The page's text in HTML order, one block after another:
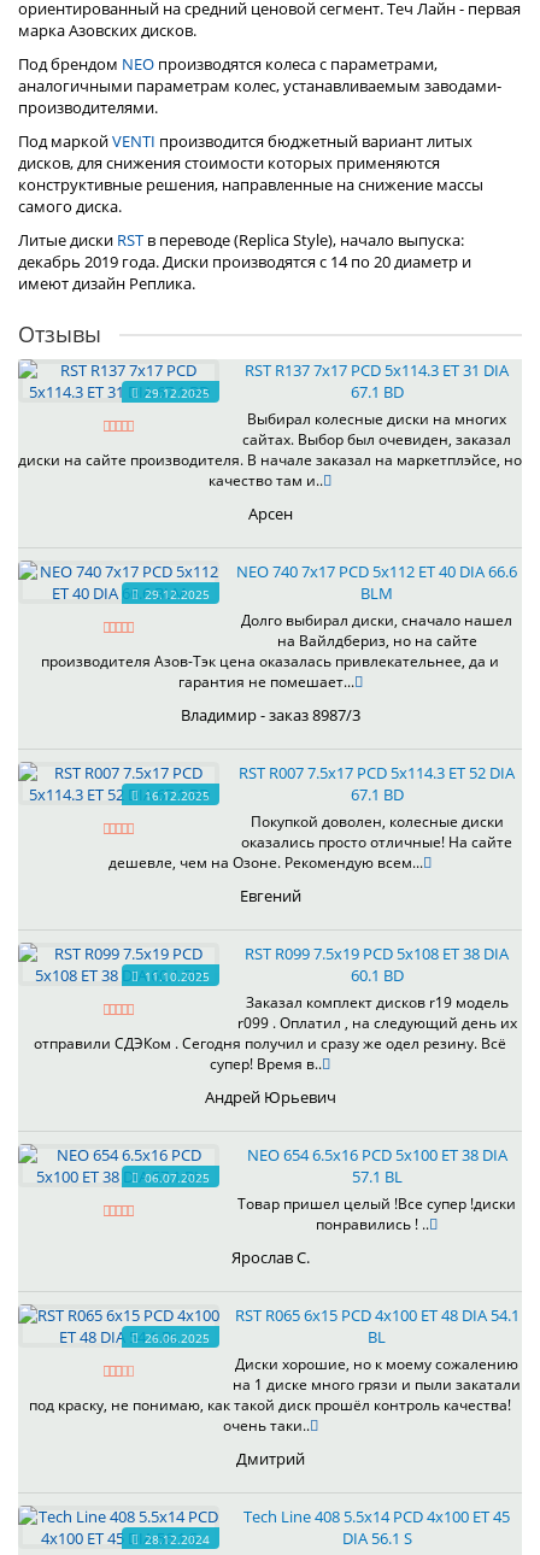
ориентированный на средний ценовой сегмент. Теч Лайн - первая
марка Азовских дисков.
Под брендом NEO производятся колеса с параметрами,
аналогичными параметрам колес, устанавливаемым заводами-
производителями.
Под маркойVENTI производится бюджетный вариант литых
дисков, для снижения стоимости которых применяются
конструктивные решения, направленные на снижение массы
самого диска.
Литые диски RST в переводе (Replica Style), начало выпуска:
декабрь 2019 года. Диски производятся с 14 по 20 диаметр и
имеют дизайн Реплика.
Отзывы
29.12.2025
RST R137 7x17 PCD 5x114.3 ET 31 DIA
67.1 BD
Выбирал колесные диски на многих
сайтах. Выбор был очевиден, заказал
диски на сайте производителя. В начале заказал на маркетплэйсе, но
качество там и..
Арсен
29.12.2025
NEO 740 7x17 PCD 5x112 ET 40 DIA 66.6
BLM
Долго выбирал диски, сначало нашел
на Вайлдбериз, но на сайте
производителя Азов-Тэк цена оказалась привлекательнее, да и
гарантия не помешает...
Владимир - заказ 8987/3
16.12.2025
RST R007 7.5x17 PCD 5x114.3 ET 52 DIA
67.1 BD
Покупкой доволен, колесные диски
оказались просто отличные! На сайте
дешевле, чем на Озоне. Рекомендую всем...
Евгений
11.10.2025
RST R099 7.5x19 PCD 5x108 ET 38 DIA
60.1 BD
Заказал комплект дисков r19 модель
r099 . Оплатил , на следующий день их
отправили СДЭКом . Сегодня получил и сразу же одел резину. Всё
супер! Время в..
Андрей Юрьевич
06.07.2025
NEO 654 6.5x16 PCD 5x100 ET 38 DIA
57.1 BL
Товар пришел целый !Все супер !диски
понравились ! ..
Ярослав С.
26.06.2025
RST R065 6x15 PCD 4x100 ET 48 DIA 54.1
BL
Диски хорошие, но к моему сожалению
на 1 диске много грязи и пыли закатали
под краску, не понимаю, как такой диск прошёл контроль качества!
очень таки..
Дмитрий
28.12.2024
Tech Line 408 5.5x14 PCD 4x100 ET 45
DIA 56.1 S